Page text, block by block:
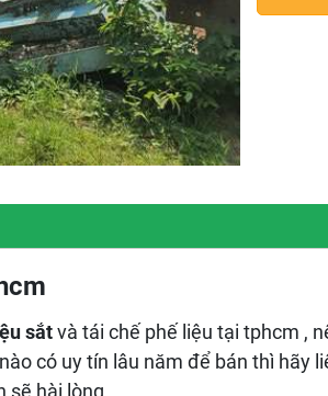
sắtvà tái chế phế liệu tại tphcm ,
có uy tín lâu năm để bán thì hãy
hài lòng .